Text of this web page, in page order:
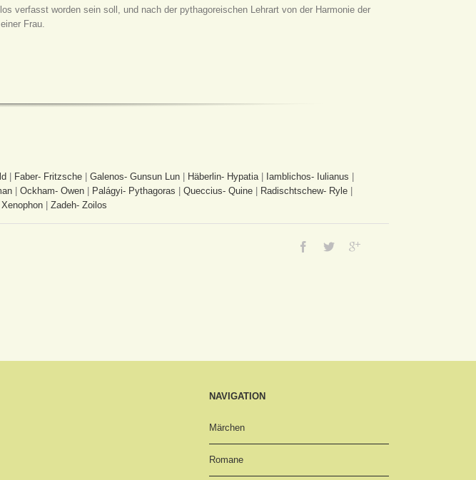
verfasst worden sein soll, und nach der pythagoreischen Lehrart von der Harmonie der
Frau.
Faber- Fritzsche Galenos- Gunsun Lun Häberlin- Hypatia Iamblichos- Iulianus
Ockham- Owen Palágyi- Pythagoras Queccius- Quine Radischtschew- Ryle
Zadeh- Zoilos
NAVIGATION
Märchen
Romane